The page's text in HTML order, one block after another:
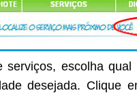
serviços, escolha
desejada. Clique